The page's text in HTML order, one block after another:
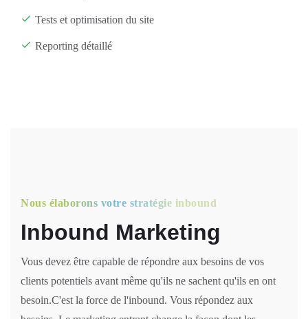
Tests et optimisation du site
Reporting détaillé
Nous élaborons votre stratégie inbound
Inbound Marketing
Vous devez être capable de répondre aux besoins de vos
clients potentiels avant même qu'ils ne sachent qu'ils en ont
besoin.C'est la force de l'inbound. Vous répondez aux